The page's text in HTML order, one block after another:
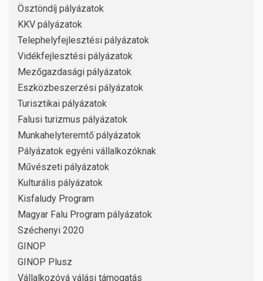
Ösztöndíj pályázatok
KKV pályázatok
Telephelyfejlesztési pályázatok
Vidékfejlesztési pályázatok
Mezőgazdasági pályázatok
Eszközbeszerzési pályázatok
Turisztikai pályázatok
Falusi turizmus pályázatok
Munkahelyteremtő pályázatok
Pályázatok egyéni vállalkozóknak
Művészeti pályázatok
Kulturális pályázatok
Kisfaludy Program
Magyar Falu Program pályázatok
Széchenyi 2020
GINOP
GINOP Plusz
Vállalkozóvá válási támogatás